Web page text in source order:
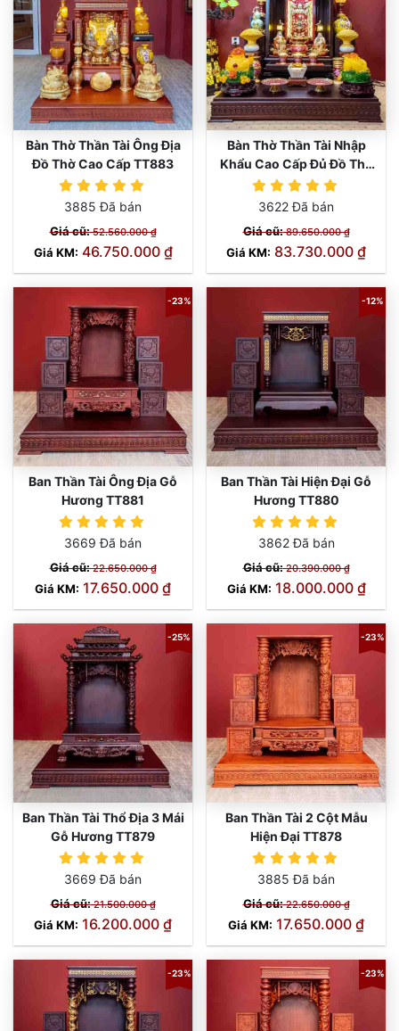
Bàn Thờ Thần Tài Ông Địa
Đồ Thờ Cao Cấp TT883
3885 Đã bán
Giá cũ:52.560.000 ₫
Giá KM: 46.750.000 ₫
Bàn Thờ Thần Tài Nhập
Khẩu Cao Cấp Đủ Đồ Thờ
TT882
3622 Đã bán
Giá cũ:89.650.000 ₫
Giá KM: 83.730.000 ₫
-23%
Ban Thần Tài Ông Địa Gỗ
Hương TT881
3669 Đã bán
Giá cũ:22.650.000 ₫
Giá KM: 17.650.000 ₫
-12%
Ban Thần Tài Hiện Đại Gỗ
Hương TT880
3862 Đã bán
Giá cũ:20.390.000 ₫
Giá KM: 18.000.000 ₫
-25%
Ban Thần Tài Thổ Địa 3 Mái
Gỗ Hương TT879
3669 Đã bán
Giá cũ:21.500.000 ₫
Giá KM: 16.200.000 ₫
-23%
Ban Thần Tài 2 Cột Mẫu
Hiện Đại TT878
3885 Đã bán
Giá cũ:22.650.000 ₫
Giá KM: 17.650.000 ₫
-23% -23%